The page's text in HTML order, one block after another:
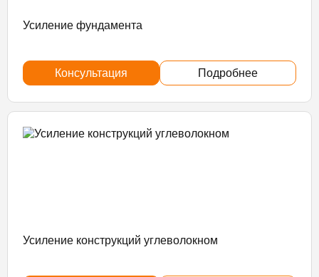
Усиление фундамента
Консультация Подробнее
Усиление конструкций углеволокном